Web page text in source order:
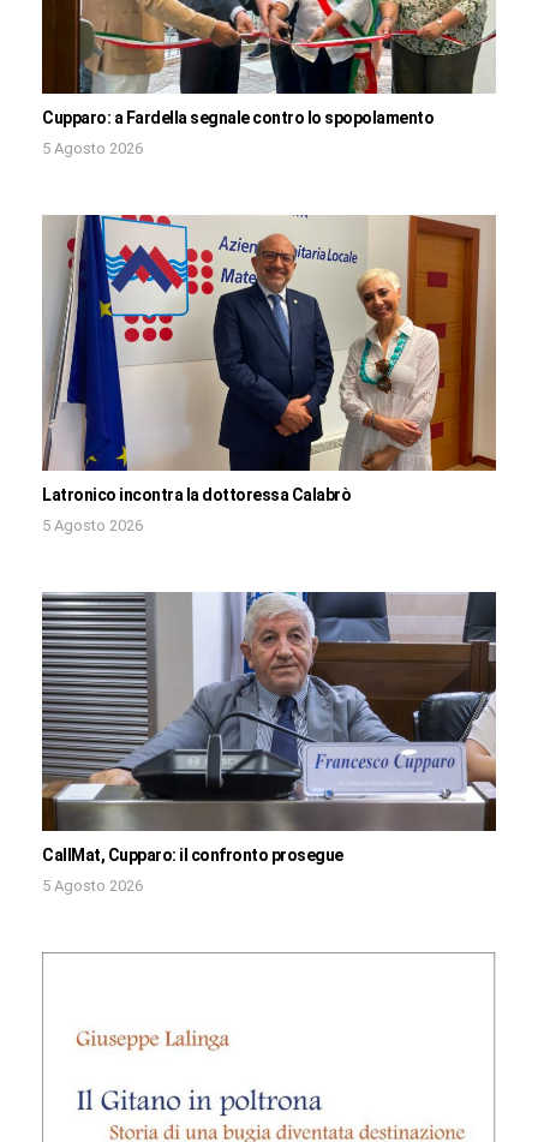
Cupparo: a Fardella segnale contro lo spopolamento
5 Agosto 2026
Latronico incontra la dottoressa Calabrò
5 Agosto 2026
CallMat, Cupparo: il confronto prosegue
5 Agosto 2026